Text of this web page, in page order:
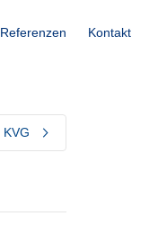
Referenzen Kontakt
KVG